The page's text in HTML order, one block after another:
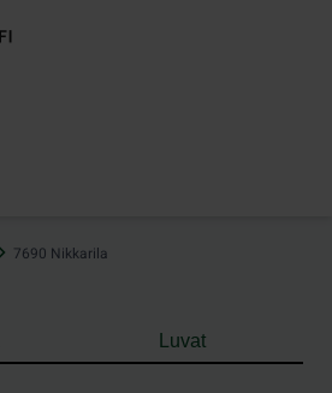
7690 Nikkarila
Luvat